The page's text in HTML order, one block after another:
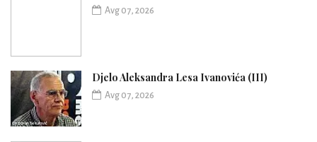
Avg 07, 2026
Djelo Aleksandra Lesa Ivanovića (III)
Avg 07, 2026